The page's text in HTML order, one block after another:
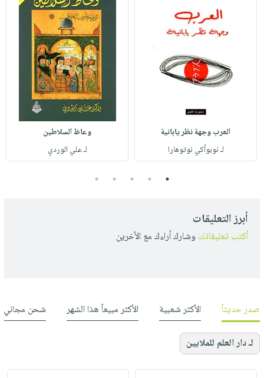
العرب وجهة نظر يابانية
لـ نوبوأكي نوتوهارا
وعاظ السلاطين
لـ علي الوردي
1
2
3
4
5
أبرز التعليقات
أكتب تعليقاتك وشارك أراءك مع الأخرين
صدر حديثاً الأكثر شعبية الأكثر مبيعاً هذا الشهر شحن مجاني
لـ دار العلم للملايين